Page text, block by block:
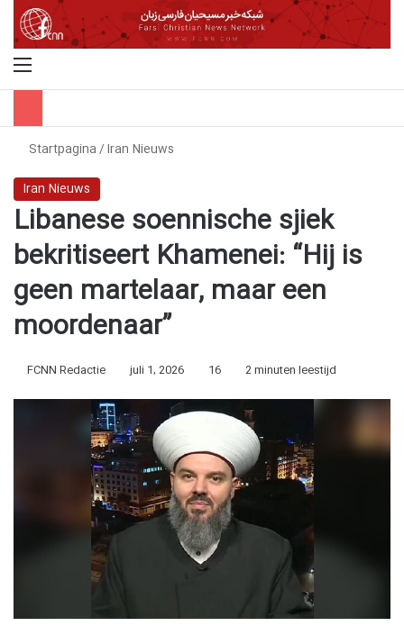
Menu
Startpagina/Iran Nieuws
Iran Nieuws
Libanese soennische sjiek
bekritiseert Khamenei: “Hij is
geen martelaar, maar een
moordenaar”
FCNN Redactie juli 1, 2026 16 2 minuten leestijd